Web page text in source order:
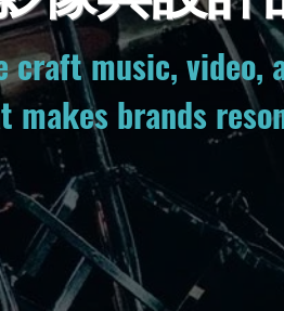
craft music, video,
makes brands